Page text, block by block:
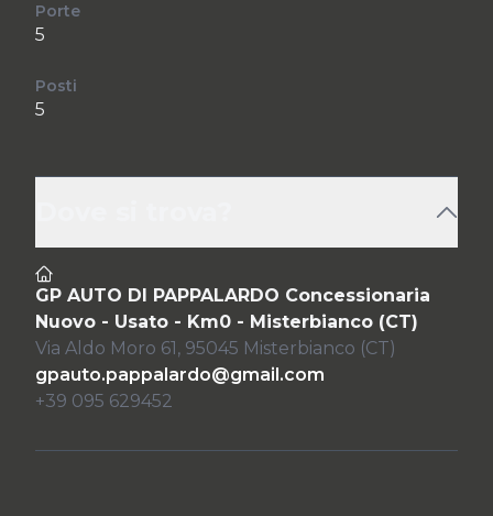
Porte
5
Posti
5
GP AUTO DI PAPPALARDO Concessionaria
Nuovo - Usato - Km0 - Misterbianco (CT)
Via Aldo Moro 61, 95045 Misterbianco (CT)
gpauto.pappalardo@gmail.com
+39 095 629452